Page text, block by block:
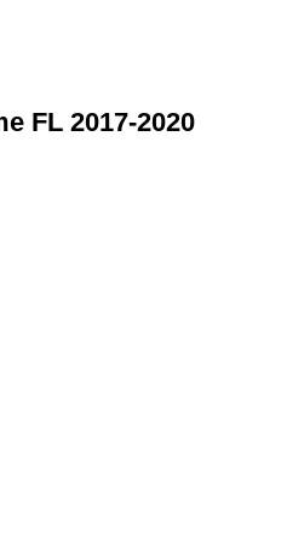
FL 2017-2020